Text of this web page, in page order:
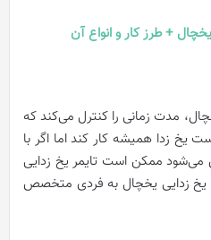
+ طرز کار و انواع آن
مدت زمانی را کنترل می‌کند که
یخ زدا همیشه کار کند اما اگر با
ممکن است تایمر یخ زدایی
یخ زدایی یخچال به فردی متخصص